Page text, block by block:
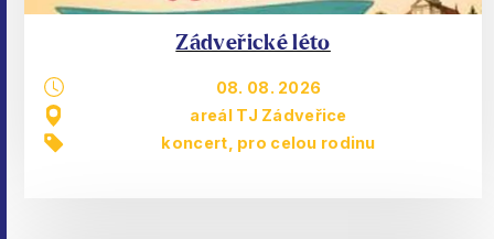
Zádveřické léto
08. 08. 2026
areál TJ Zádveřice
koncert pro celou rodinu